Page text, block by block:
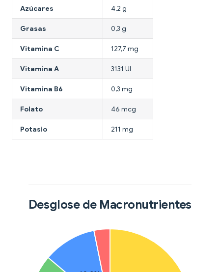
Azúcares 4,2 g
Grasas 0,3 g
Vitamina C 127,7 mg
Vitamina A 3131 UI
Vitamina B6 0,3 mg
Folato 46 mcg
Potasio 211 mg
Desglose de Macronutrientes